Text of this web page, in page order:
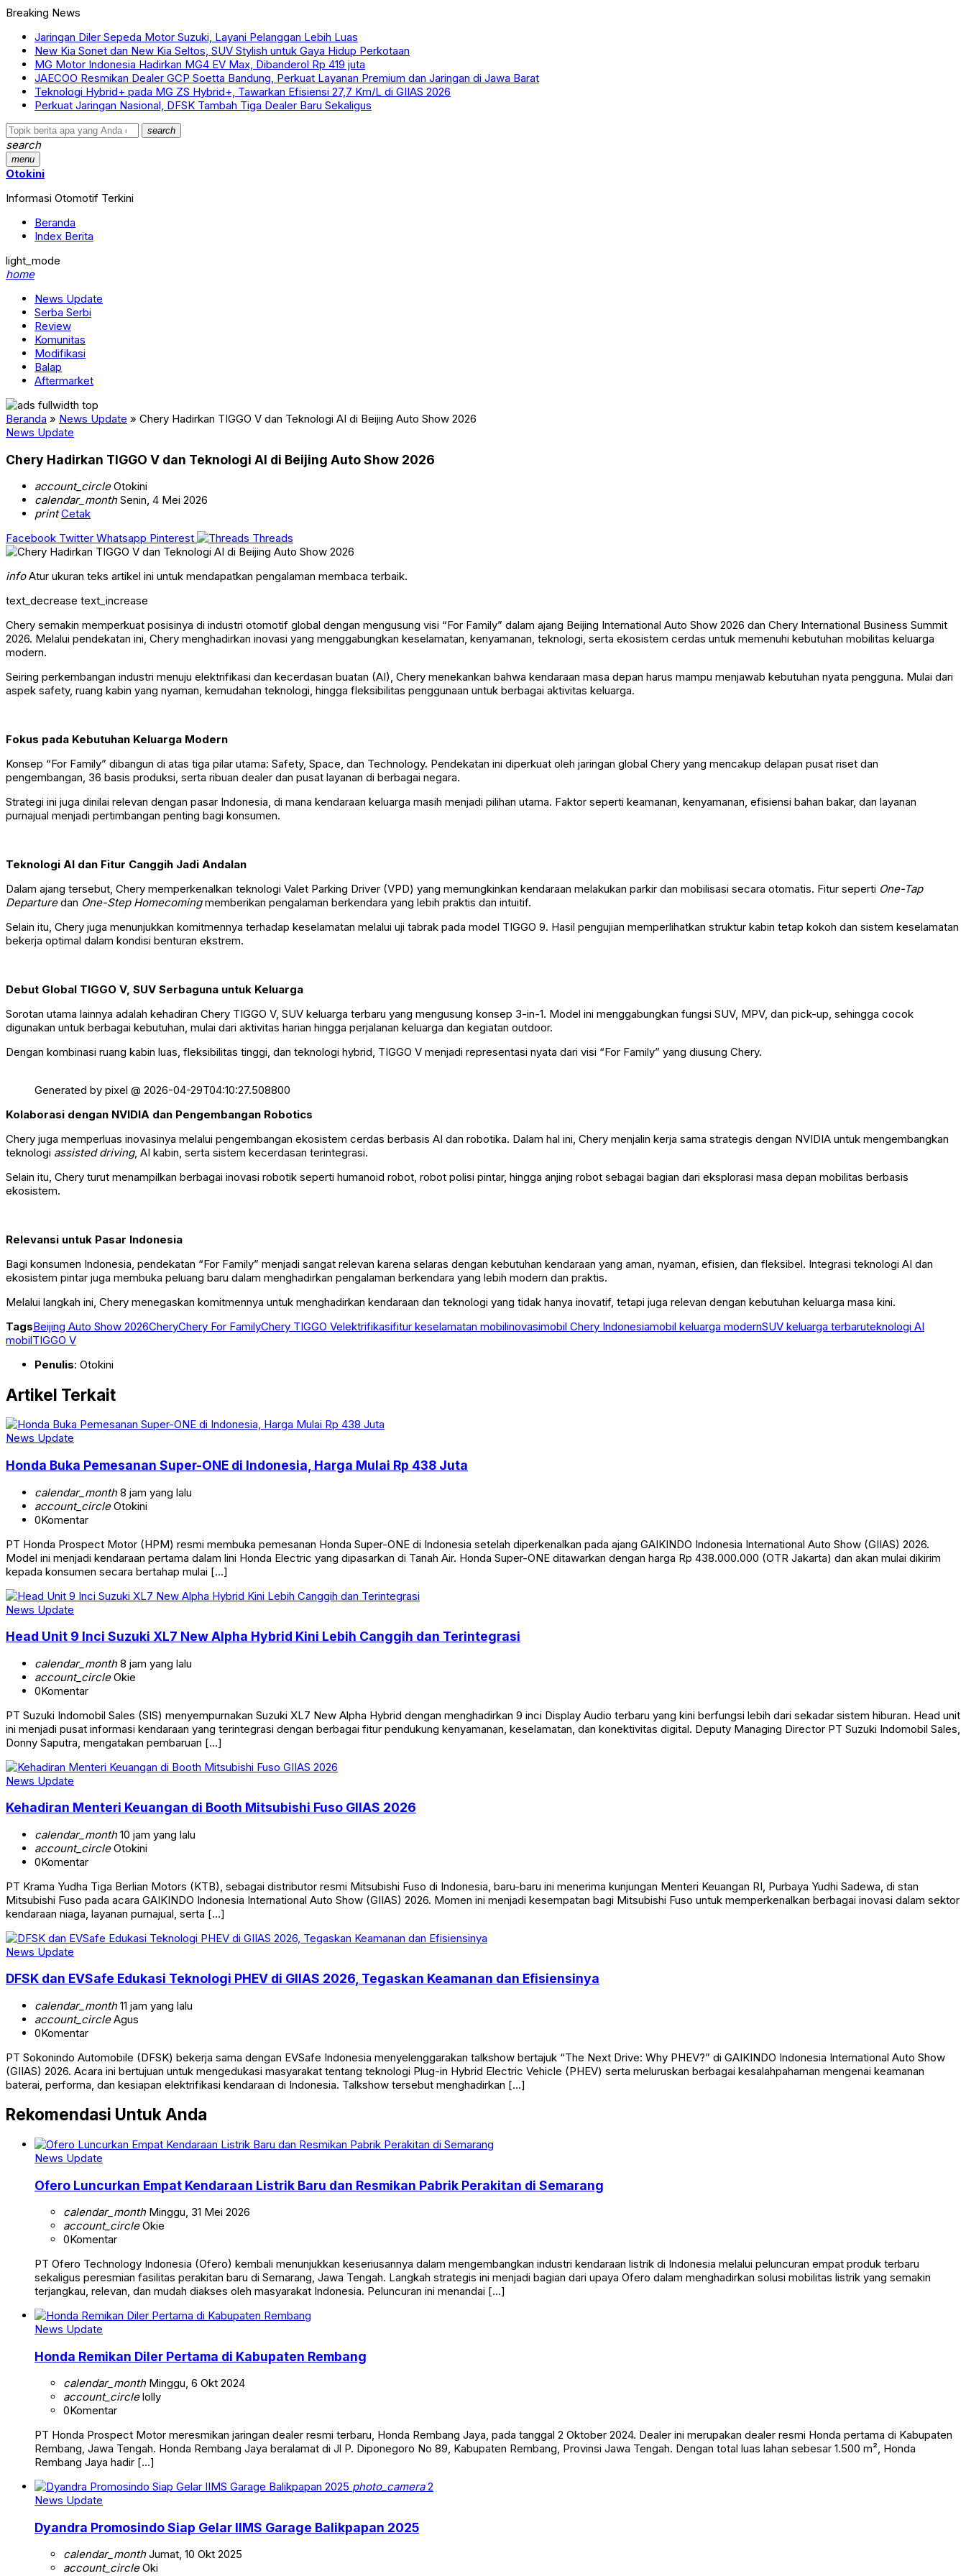
Breaking News
Jaringan Diler Sepeda Motor Suzuki, Layani Pelanggan Lebih Luas
New Kia Sonet dan New Kia Seltos, SUV Stylish untuk Gaya Hidup Perkotaan
MG Motor Indonesia Hadirkan MG4 EV Max, Dibanderol Rp 419 juta
JAECOO Resmikan Dealer GCP Soetta Bandung, Perkuat Layanan Premium dan Jaringan di Jawa Barat
Teknologi Hybrid+ pada MG ZS Hybrid+, Tawarkan Efisiensi 27,7 Km/L di GIIAS 2026
Perkuat Jaringan Nasional, DFSK Tambah Tiga Dealer Baru Sekaligus
search
search
menu
Otokini
Informasi Otomotif Terkini
Beranda
Index Berita
light_mode
home
News Update
Serba Serbi
Review
Komunitas
Modifikasi
Balap
Aftermarket
Beranda » News Update » Chery Hadirkan TIGGO V dan Teknologi AI di Beijing Auto Show 2026
News Update
Chery Hadirkan TIGGO V dan Teknologi AI di Beijing Auto Show 2026
account_circleOtokini
calendar_monthSenin, 4 Mei 2026
print Cetak
Facebook Twitter Whatsapp Pinterest Threads
infoAtur ukuran teks artikel ini untuk mendapatkan pengalaman membaca terbaik.
text_decrease text_increase
Chery semakin memperkuat posisinya di industri otomotif global dengan mengusung visi “For Family” dalam ajang Beijing International Auto Show 2026 dan Chery International Business Summit
2026. Melalui pendekatan ini, Chery menghadirkan inovasi yang menggabungkan keselamatan, kenyamanan, teknologi, serta ekosistem cerdas untuk memenuhi kebutuhan mobilitas keluarga
modern.
Seiring perkembangan industri menuju elektrifikasi dan kecerdasan buatan (AI), Chery menekankan bahwa kendaraan masa depan harus mampu menjawab kebutuhan nyata pengguna. Mulai dari
aspek safety, ruang kabin yang nyaman, kemudahan teknologi, hingga fleksibilitas penggunaan untuk berbagai aktivitas keluarga.
Fokus pada Kebutuhan Keluarga Modern
Konsep “For Family” dibangun di atas tiga pilar utama: Safety, Space, dan Technology. Pendekatan ini diperkuat oleh jaringan global Chery yang mencakup delapan pusat riset dan
pengembangan, 36 basis produksi, serta ribuan dealer dan pusat layanan di berbagai negara.
Strategi ini juga dinilai relevan dengan pasar Indonesia, di mana kendaraan keluarga masih menjadi pilihan utama. Faktor seperti keamanan, kenyamanan, efisiensi bahan bakar, dan layanan
purnajual menjadi pertimbangan penting bagi konsumen.
Teknologi AI dan Fitur Canggih Jadi Andalan
Dalam ajang tersebut, Chery memperkenalkan teknologi Valet Parking Driver (VPD) yang memungkinkan kendaraan melakukan parkir dan mobilisasi secara otomatis. Fitur seperti One-Tap
Departuredan One-Step Homecomingmemberikan pengalaman berkendara yang lebih praktis dan intuitif.
Selain itu, Chery juga menunjukkan komitmennya terhadap keselamatan melalui uji tabrak pada model TIGGO 9. Hasil pengujian memperlihatkan struktur kabin tetap kokoh dan sistem keselamatan
bekerja optimal dalam kondisi benturan ekstrem.
Debut Global TIGGO V, SUV Serbaguna untuk Keluarga
Sorotan utama lainnya adalah kehadiran Chery TIGGO V, SUV keluarga terbaru yang mengusung konsep 3-in-1. Model ini menggabungkan fungsi SUV, MPV, dan pick-up, sehingga cocok
digunakan untuk berbagai kebutuhan, mulai dari aktivitas harian hingga perjalanan keluarga dan kegiatan outdoor.
Dengan kombinasi ruang kabin luas, fleksibilitas tinggi, dan teknologi hybrid, TIGGO V menjadi representasi nyata dari visi “For Family” yang diusung Chery.
Generated by pixel @ 2026-04-29T04:10:27.508800
Kolaborasi dengan NVIDIA dan Pengembangan Robotics
Chery juga memperluas inovasinya melalui pengembangan ekosistem cerdas berbasis AI dan robotika. Dalam hal ini, Chery menjalin kerja sama strategis dengan NVIDIA untuk mengembangkan
teknologi assisted driving, AI kabin, serta sistem kecerdasan terintegrasi.
Selain itu, Chery turut menampilkan berbagai inovasi robotik seperti humanoid robot, robot polisi pintar, hingga anjing robot sebagai bagian dari eksplorasi masa depan mobilitas berbasis
ekosistem.
Relevansi untuk Pasar Indonesia
Bagi konsumen Indonesia, pendekatan “For Family” menjadi sangat relevan karena selaras dengan kebutuhan kendaraan yang aman, nyaman, efisien, dan fleksibel. Integrasi teknologi AI dan
ekosistem pintar juga membuka peluang baru dalam menghadirkan pengalaman berkendara yang lebih modern dan praktis.
Melalui langkah ini, Chery menegaskan komitmennya untuk menghadirkan kendaraan dan teknologi yang tidak hanya inovatif, tetapi juga relevan dengan kebutuhan keluarga masa kini.
TagsBeijing Auto Show 2026CheryChery For FamilyChery TIGGO Velektrifikasifitur keselamatan mobilinovasimobil Chery Indonesiamobil keluarga modernSUV keluarga terbaruteknologi AI
mobilTIGGO V
Penulis: Otokini
Artikel Terkait
News Update
Honda Buka Pemesanan Super-ONE di Indonesia, Harga Mulai Rp 438 Juta
calendar_month8 jam yang lalu
account_circleOtokini
0Komentar
PT Honda Prospect Motor (HPM) resmi membuka pemesanan Honda Super-ONE di Indonesia setelah diperkenalkan pada ajang GAIKINDO Indonesia International Auto Show (GIIAS) 2026.
Model ini menjadi kendaraan pertama dalam lini Honda Electric yang dipasarkan di Tanah Air. Honda Super-ONE ditawarkan dengan harga Rp 438.000.000 (OTR Jakarta) dan akan mulai dikirim
kepada konsumen secara bertahap mulai […]
News Update
Head Unit 9 Inci Suzuki XL7 New Alpha Hybrid Kini Lebih Canggih dan Terintegrasi
calendar_month8 jam yang lalu
account_circleOkie
0Komentar
PT Suzuki Indomobil Sales (SIS) menyempurnakan Suzuki XL7 New Alpha Hybrid dengan menghadirkan 9 inci Display Audio terbaru yang kini berfungsi lebih dari sekadar sistem hiburan. Head unit
ini menjadi pusat informasi kendaraan yang terintegrasi dengan berbagai fitur pendukung kenyamanan, keselamatan, dan konektivitas digital. Deputy Managing Director PT Suzuki Indomobil Sales,
Donny Saputra, mengatakan pembaruan […]
News Update
Kehadiran Menteri Keuangan di Booth Mitsubishi Fuso GIIAS 2026
calendar_month10 jam yang lalu
account_circleOtokini
0Komentar
PT Krama Yudha Tiga Berlian Motors (KTB), sebagai distributor resmi Mitsubishi Fuso di Indonesia, baru-baru ini menerima kunjungan Menteri Keuangan RI, Purbaya Yudhi Sadewa, di stan
Mitsubishi Fuso pada acara GAIKINDO Indonesia International Auto Show (GIIAS) 2026. Momen ini menjadi kesempatan bagi Mitsubishi Fuso untuk memperkenalkan berbagai inovasi dalam sektor
kendaraan niaga, layanan purnajual, serta […]
News Update
DFSK dan EVSafe Edukasi Teknologi PHEV di GIIAS 2026, Tegaskan Keamanan dan Efisiensinya
calendar_month11 jam yang lalu
account_circleAgus
0Komentar
PT Sokonindo Automobile (DFSK) bekerja sama dengan EVSafe Indonesia menyelenggarakan talkshow bertajuk “The Next Drive: Why PHEV?” di GAIKINDO Indonesia International Auto Show
(GIIAS) 2026. Acara ini bertujuan untuk mengedukasi masyarakat tentang teknologi Plug-in Hybrid Electric Vehicle (PHEV) serta meluruskan berbagai kesalahpahaman mengenai keamanan
baterai, performa, dan kesiapan elektrifikasi kendaraan di Indonesia. Talkshow tersebut menghadirkan […]
Rekomendasi Untuk Anda
News Update
Ofero Luncurkan Empat Kendaraan Listrik Baru dan Resmikan Pabrik Perakitan di Semarang
calendar_monthMinggu, 31 Mei 2026
account_circleOkie
0Komentar
PT Ofero Technology Indonesia (Ofero) kembali menunjukkan keseriusannya dalam mengembangkan industri kendaraan listrik di Indonesia melalui peluncuran empat produk terbaru
sekaligus peresmian fasilitas perakitan baru di Semarang, Jawa Tengah. Langkah strategis ini menjadi bagian dari upaya Ofero dalam menghadirkan solusi mobilitas listrik yang semakin
terjangkau, relevan, dan mudah diakses oleh masyarakat Indonesia. Peluncuran ini menandai […]
News Update
Honda Remikan Diler Pertama di Kabupaten Rembang
calendar_monthMinggu, 6 Okt 2024
account_circlelolly
0Komentar
PT Honda Prospect Motor meresmikan jaringan dealer resmi terbaru, Honda Rembang Jaya, pada tanggal 2 Oktober 2024. Dealer ini merupakan dealer resmi Honda pertama di Kabupaten
Rembang, Jawa Tengah. Honda Rembang Jaya beralamat di Jl P. Diponegoro No 89, Kabupaten Rembang, Provinsi Jawa Tengah. Dengan total luas lahan sebesar 1.500 m², Honda
Rembang Jaya hadir […]
photo_camera2
News Update
Dyandra Promosindo Siap Gelar IIMS Garage Balikpapan 2025
calendar_monthJumat, 10 Okt 2025
account_circleOki